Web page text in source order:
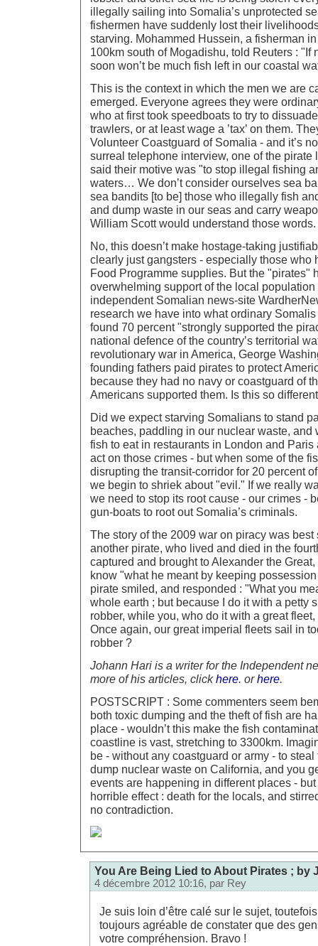
illegally sailing into Somalia’s unprotected
fishermen have suddenly lost their
starving. Mohammed Hussein, a fisherman
100km south of Mogadishu, told Reuters : "If
soon won’t be much fish left in our coastal
This is the context in which the men we are
emerged. Everyone agrees they were
who at first took speedboats to try to
trawlers, or at least wage a ’tax’ on them.
Volunteer Coastguard of Somalia - and it’s
surreal telephone interview, one of the pirate
said their motive was "to stop illegal fishing
waters… We don’t consider ourselves sea
sea bandits [to be] those who illegally fish
and dump waste in our seas and carry
William Scott would understand those words.
No, this doesn’t make hostage-taking
clearly just gangsters - especially those who
Food Programme supplies. But the "pirates"
overwhelming support of the local population
independent Somalian news-site
research we have into what ordinary
found 70 percent "strongly supported the
national defence of the country’s territorial
revolutionary war in America, George
founding fathers paid pirates to protect
because they had no navy or coastguard of
Americans supported them. Is this so
Did we expect starving Somalians to stand
beaches, paddling in our nuclear waste, and
fish to eat in restaurants in London and Paris
act on those crimes - but when some of the
disrupting the transit-corridor for 20 percent
we begin to shriek about "evil." If we really
we need to stop its root cause - our crimes -
gun-boats to root out Somalia’s criminals.
The story of the 2009 war on piracy was best
another pirate, who lived and died in the
captured and brought to Alexander the
know "what he meant by keeping
pirate smiled, and responded : "What you
whole earth ; but because I do it with a petty
robber, while you, who do it with a great
Once again, our great imperial fleets sail in
robber ?
Johann Hari is a writer for the Independent
more of his articles, clickhere. orhere.
POSTSCRIPT : Some commenters seem
both toxic dumping and the theft of fish are
place - wouldn’t this make the fish
coastline is vast, stretching to 3300km.
be - without any coastguard or army - to
dump nuclear waste on California, and you
events are happening in different places -
horrible effect : death for the locals, and
no contradiction.
You Are Being Lied to About Pirates ; by
4 décembre 2012 10:16, par Rey
Je suis loin d’être calé sur le sujet,
toujours agréable de constater que des
votre compréhension. Bravo !